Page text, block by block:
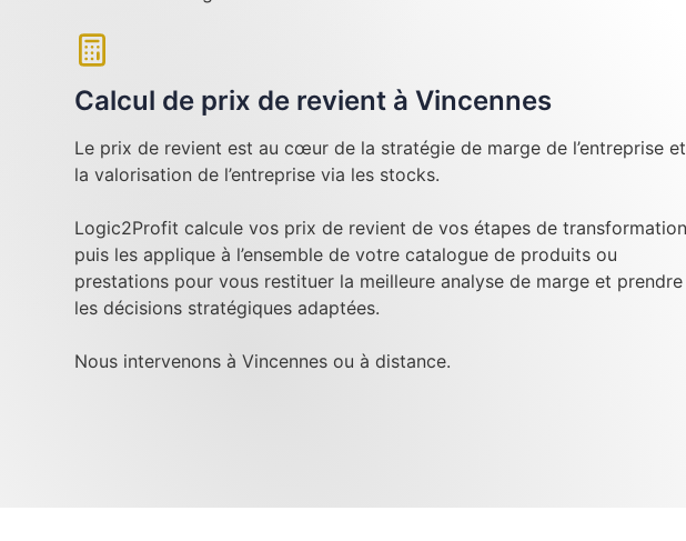
Calcul de prix de revient à Vincennes
Le prix de revient est au cœur de la stratégie de marge de l’entreprise et
la valorisation de l’entreprise via les stocks.
Logic2Profit calcule vos prix de revient de vos étapes de transformation
puis les applique à l’ensemble de votre catalogue de produits ou
prestations pour vous restituer la meilleure analyse de marge et prendre
les décisions stratégiques adaptées.
Nous intervenons à Vincennes ou à distance.